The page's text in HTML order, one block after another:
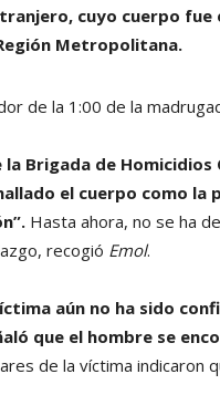
cuyo cuerpo
Metropolitana.
de la 1:00 de la
la Brigada de
el cuerpo como la
Hasta ahora, no se ha
recogió Emol.
aún no ha sido
que el hombre se
de la víctima indicaron